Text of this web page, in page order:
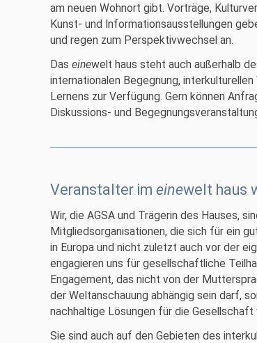
am neuen Wohnort gibt. Vorträge,
Kunst- und Informationsausstellungen
und regen zum Perspektivwechsel an.
Das einewelt haus steht auch außerhalb
internationalen Begegnung,
Lernens zur Verfügung. Gern können
Diskussions- und
Veranstalter im einewelt haus
Wir, die AGSA und Trägerin des Hauses,
Mitgliedsorganisationen, die sich für ein
in Europa und nicht zuletzt auch vor der
engagieren uns für gesellschaftliche
Engagement, das nicht von der
der Weltanschauung abhängig sein darf,
nachhaltige Lösungen für die
Sie sind auch auf den Gebieten des